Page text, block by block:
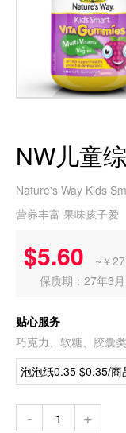
NW儿童
Nature's Way Kids
营养丰富 果味孩子爱
$5.60
~￥27
保质期：27年3月
贴心服务
巧克力、软糖、胶囊
泡泡纸0.35 $0.35/商
- +